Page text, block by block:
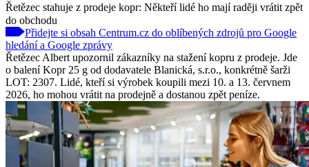
Řetězec stahuje z prodeje kopr: Někteří lidé ho mají raději vrátit zpět
do obchodu
Přidejte si obsah Centrum.cz do oblíbených zdrojů pro Google
hledání a Google zprávy
Řetězec Albert upozornil zákazníky na stažení kopru z prodeje. Jde
o balení Kopr 25 g od dodavatele Blanická, s.r.o., konkrétně šarži
LOT: 2307. Lidé, kteří si výrobek koupili mezi 10. a 13. červnem
2026, ho mohou vrátit na prodejně a dostanou zpět peníze.